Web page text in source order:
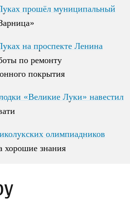
прошёл муниципальный
прошёл муниципальный
на проспекте Ленина
по ремонту
покрытия
на проспекте Ленина
по ремонту
покрытия
«Великие Луки» навестил
«Великие Луки» навестил
олимпиадников
хорошие знания
олимпиадников
хорошие знания